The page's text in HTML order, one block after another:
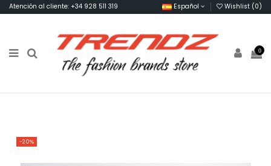
Atención al cliente: +34 928 511 319 Español Wishlist (0)
0
-20%